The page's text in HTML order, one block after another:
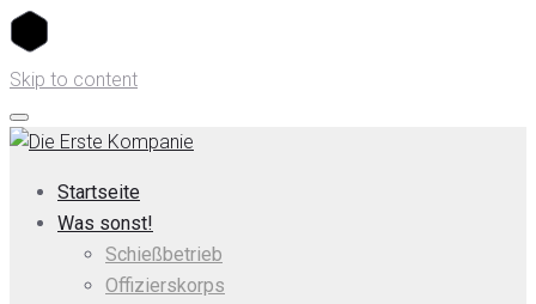
Skip to content
Startseite
Was sonst!
Schießbetrieb
Offizierskorps